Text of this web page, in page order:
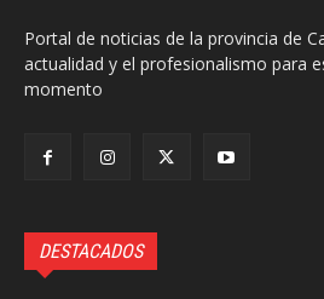
Portal de noticias de la provincia de
actualidad y el profesionalismo para
momento
DESTACADOS